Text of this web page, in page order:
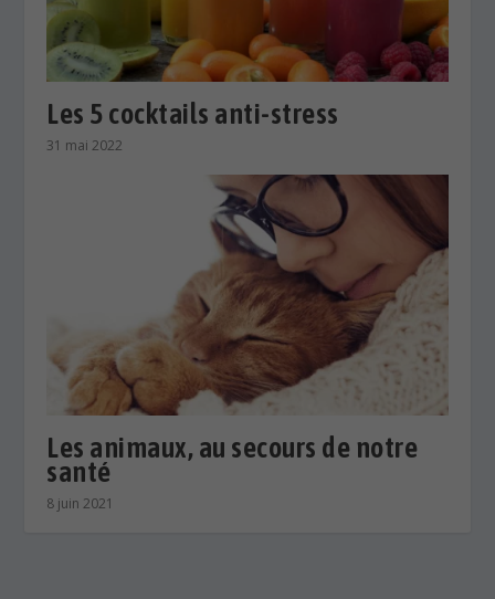
Les 5 cocktails anti-stress
31 mai 2022
Les animaux, au secours de notre
santé
8 juin 2021